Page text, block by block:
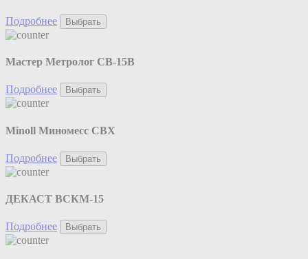
Подробнее Выбрать
Мастер Метролог СВ-15В
Подробнее Выбрать
Minoll Миномесс СВХ
Подробнее Выбрать
ДЕКАСТ ВСКМ-15
Подробнее Выбрать